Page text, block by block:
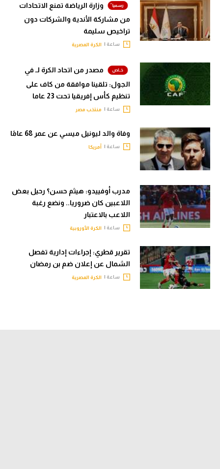
وزارة الرياضة تمنع الاتحادات
من مشاركة الأندية والشركات دون
تراخيص سليمة
ساعة | الكرة المصرية
مصدر من اتحاد الكرة لـ في
الجول: تلقينا موافقة من كاف على
تنظيم كأس إفريقيا تحت 23 عاما
ساعة | منتخب مصر
وفاة والد ليونيل ميسي عن عمر 68 عامًا
ساعة | أمريكا
مدرب أوفييدو: هيثم حسن؟ رحيل بعض
اللاعبين كان ضروريا.. ونضع رغبة
اللاعب بالاعتبار
ساعة | الكرة الأوروبية
تقرير قطري: إجراءات إدارية تفصل
الشمال عن إعلان ضم بن رمضان
ساعة | الكرة المصرية